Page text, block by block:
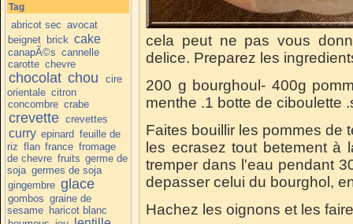
Tag
abricot sec avocat
beignet brick cake
canapÃ©s cannelle
carotte chevre
chocolat chou
cire
orientale citron
concombre crabe
crevette crevettes
curry epinard feuille de
riz flan france fromage
de chevre fruits germe de
soja germes de soja
gingembre glace
gombos graine de
sesame haricot blanc
cela peut ne pas vous
delice. Preparez les
200 g bourghoul- 400g
menthe .1 botte de ciboulette
Faites bouillir les pommes de
les ecrasez tout betement à
tremper dans l'eau pendant
depasser celui du bourghol,
Hachez les oignons et les